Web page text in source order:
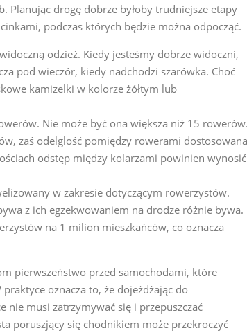
Planując drogę dobrze byłoby trudniejsze etapy
podczas których będzie można odpocząć.
odzież. Kiedy jesteśmy dobrze widoczni,
pod wieczór, kiedy nadchodzi szarówka. Choć
kamizelki w kolorze żółtym lub
Nie może być ona większa niż 15
zaś odelglość pomiędzy rowerami dostosowana
odstęp między kolarzami powinien wynosić
w zakresie dotyczącym rowerzystów.
z ich egzekwowaniem na drodze różnie bywa.
na 1 milion mieszkańców, co oznacza
pierwszeństwo przed samochodami, które
oznacza to, że dojeżdżając do
nie musi zatrzymywać się i przepuszczać
poruszjący się chodnikiem może przekroczyć